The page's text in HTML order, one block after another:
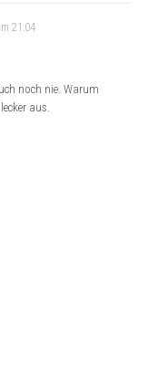
21:04
noch nie. Warum
aus.